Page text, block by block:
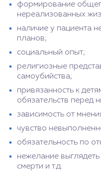
формирование
нереализованных
наличие у пациента
планов;
социальный опыт;
религиозные
самоубийства;
привязанность к
обязательств перед
зависимость от
чувство
обязательность по
нежелание
смерти и т.д.